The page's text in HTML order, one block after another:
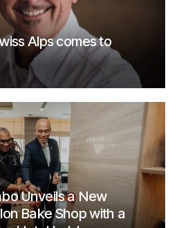
Alps comes to
Unveils a New
Bake Shop with a